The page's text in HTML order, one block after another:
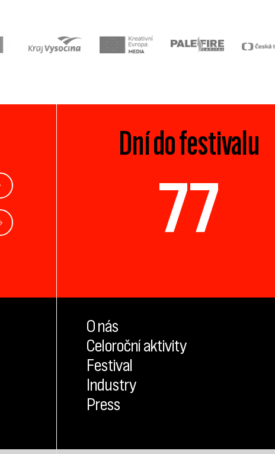
Dní do festivalu
77
O nás
Celoroční aktivity
Festival
Industry
Press